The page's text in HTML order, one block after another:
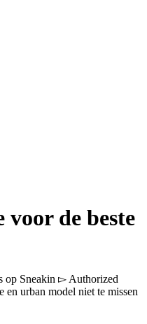
voor de beste
op Sneakin ▻ Authorized
urban model niet te missen